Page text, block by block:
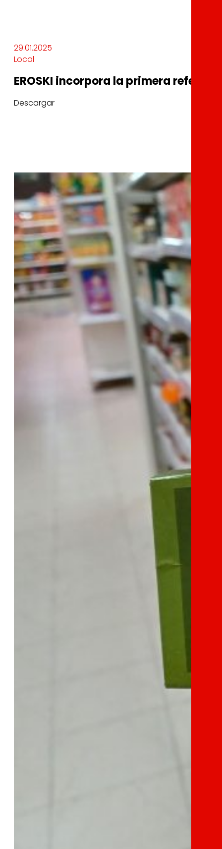
29.01.2025
Local
EROSKI incorpora la primera
Descargar